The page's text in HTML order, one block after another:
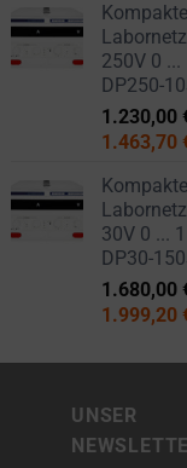
250V 0 ...
DP250-
1.230,00
1.463,70
30V 0 ...
DP30-
1.680,00
1.999,20
UNSER